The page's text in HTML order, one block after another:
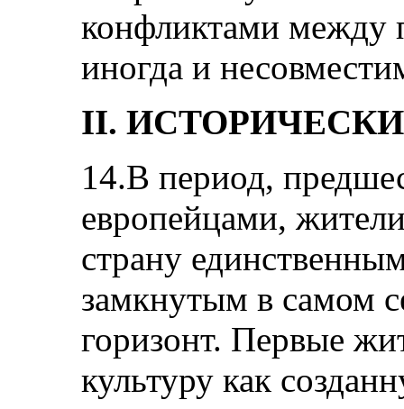
конфликтами между
иногда и
II.
14.В период,
европейцами,
страну
замкнутым в самом
горизонт. Первые
культуру как